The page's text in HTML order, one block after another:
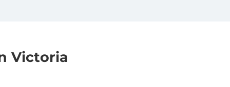
Victoria